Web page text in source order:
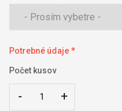
Potrebné údaje *
Počet kusov
- +
- +